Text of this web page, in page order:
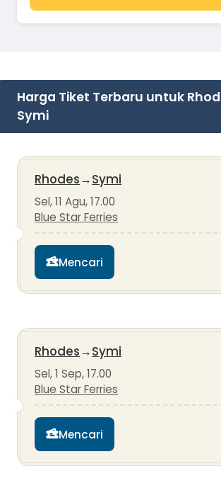
Harga Tiket Terbaru untuk
Symi
Rhodes→Symi
Sel, 11 Agu, 17.00
Blue Star Ferries
Mencari
Rhodes→Symi
Sel, 1 Sep, 17.00
Blue Star Ferries
Mencari